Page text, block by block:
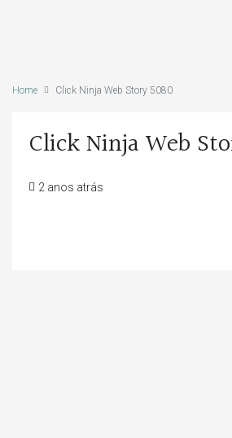
Home Click Ninja Web Story 5080
Click Ninja Web
2 anos atrás